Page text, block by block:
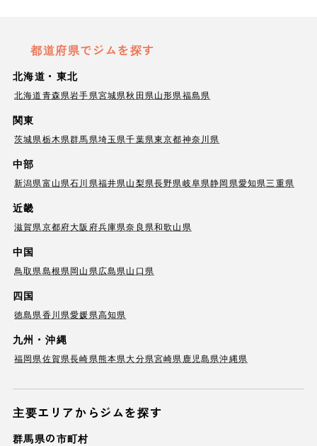
都道府県でジムを探す
北海道・東北
北海道青森県岩手県宮城県秋田県山形県福島県
関東
茨城県栃木県群馬県埼玉県千葉県東京都神奈川県
中部
新潟県富山県石川県福井県山梨県長野県岐阜県静岡県愛知県三重県
近畿
滋賀県京都府大阪府兵庫県奈良県和歌山県
中国
鳥取県島根県岡山県広島県山口県
四国
徳島県香川県愛媛県高知県
九州・沖縄
福岡県佐賀県長崎県熊本県大分県宮崎県 鹿児島県沖縄県
主要エリアからジムを探す
群馬県の市町村